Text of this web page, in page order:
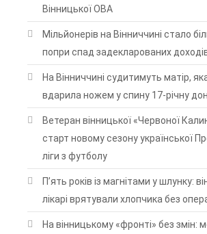
Вінницької ОВА
Мільйонерів на Вінниччині стало
попри спад задекларованих
На Вінниччині судитимуть матір,
вдарила ножем у спину 17-річну
Ветеран вінницької «Червоної
старт новому сезону української
ліги з футболу
П’ять років із магнітами у шлунку:
лікарі врятували хлопчика без
На вінницькому «фронті» без змін: